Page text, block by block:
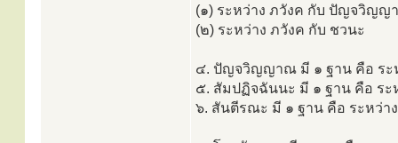
(๑) ระหว่าง ภวังค กับ ปัญจวิญญ
(๒) ระหว่าง ภวังค กับ ชวนะ
๔. ปัญจวิญญาณ มี ๑ ฐาน คือ ระ
๕. สัมปฏิจฉันนะ มี ๑ ฐาน คือ ร
๖. สันตีรณะ มี ๑ ฐาน คือ ระหว่